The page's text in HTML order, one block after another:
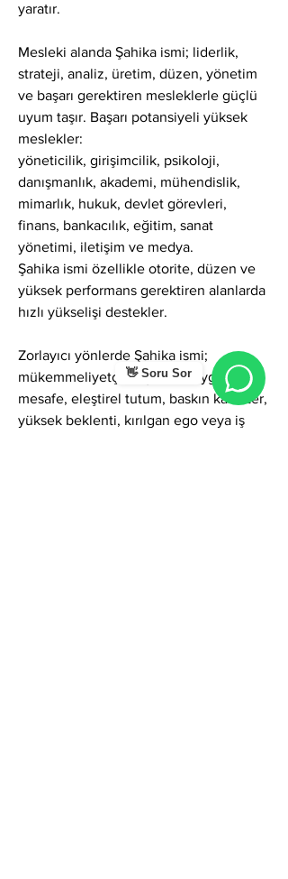
👋 Soru Sor
yaratır.
Mesleki alanda Şahika ismi; liderlik,
strateji, analiz, üretim, düzen, yönetim
ve başarı gerektiren mesleklerle güçlü
uyum taşır. Başarı potansiyeli yüksek
meslekler:
yöneticilik, girişimcilik, psikoloji,
danışmanlık, akademi, mühendislik,
mimarlık, hukuk, devlet görevleri,
finans, bankacılık, eğitim, sanat
yönetimi, iletişim ve medya.
Şahika ismi özellikle otorite, düzen ve
yüksek performans gerektiren alanlarda
hızlı yükselişi destekler.
Zorlayıcı yönlerde Şahika ismi;
mükemmeliyetçilik, gurur, duygusal
mesafe, eleştirel tutum, baskın karakter,
yüksek beklenti, kırılgan ego veya iş